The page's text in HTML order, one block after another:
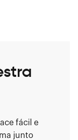
fácil e
junto